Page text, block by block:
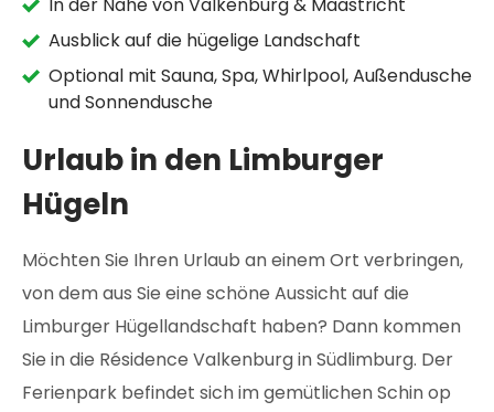
Ausblick auf die hügelige Landschaft
Optional mit Sauna, Spa, Whirlpool, Außendusche
und Sonnendusche
Urlaub in den Limburger
Hügeln
Möchten Sie Ihren Urlaub an einem Ort verbringen,
von dem aus Sie eine schöne Aussicht auf die
Limburger Hügellandschaft haben? Dann kommen
Sie in die Résidence Valkenburg in Südlimburg. Der
Ferienpark befindet sich im gemütlichen Schin op